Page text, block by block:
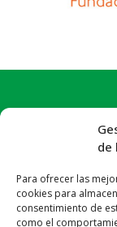
de
Para ofrecer las
cookies para
consentimiento de
como el